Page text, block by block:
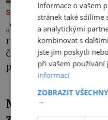
SLAVNÉ OSOBNOSTI
„Volitelní jsou všichni
rozdílu pohlaví…,“ stojí
československé ústavě
podobnou právní
celým světem dlouhá
bojují… Politikaření
výsadou mužů.
Měl slavný
Informace o vašem
stránek také sdílíme
a analytickými
kombinovat s
jste jim poskytli
při vašem používání
informací
ZOBRAZIT
→